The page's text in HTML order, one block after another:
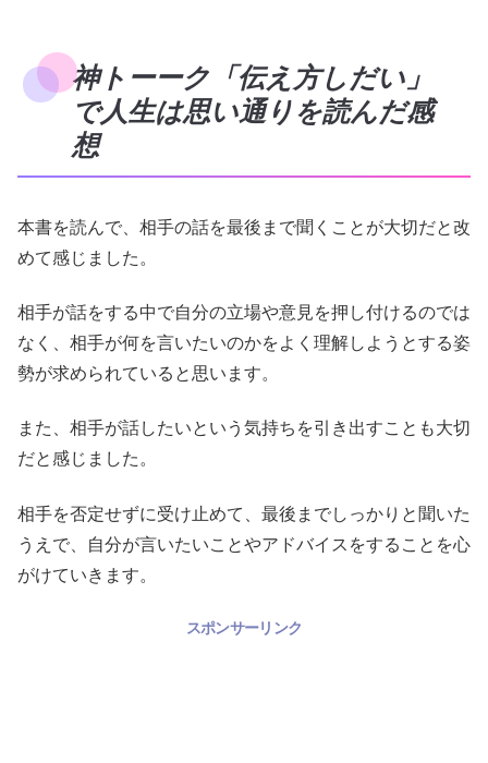
神トーーク「伝え方しだい」
で人生は思い通りを読んだ感
想
本書を読んで、相手の話を最後まで聞くことが大切だと改
めて感じました。
相手が話をする中で自分の立場や意見を押し付けるのでは
なく、相手が何を言いたいのかをよく理解しようとする姿
勢が求められていると思います。
また、相手が話したいという気持ちを引き出すことも大切
だと感じました。
相手を否定せずに受け止めて、最後までしっかりと聞いた
うえで、自分が言いたいことやアドバイスをすることを心
がけていきます。
スポンサーリンク